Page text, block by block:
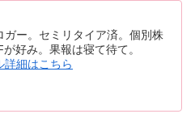
ガー。セミリタイア済。個別株
好み。果報は寝て待て。
詳細はこちら